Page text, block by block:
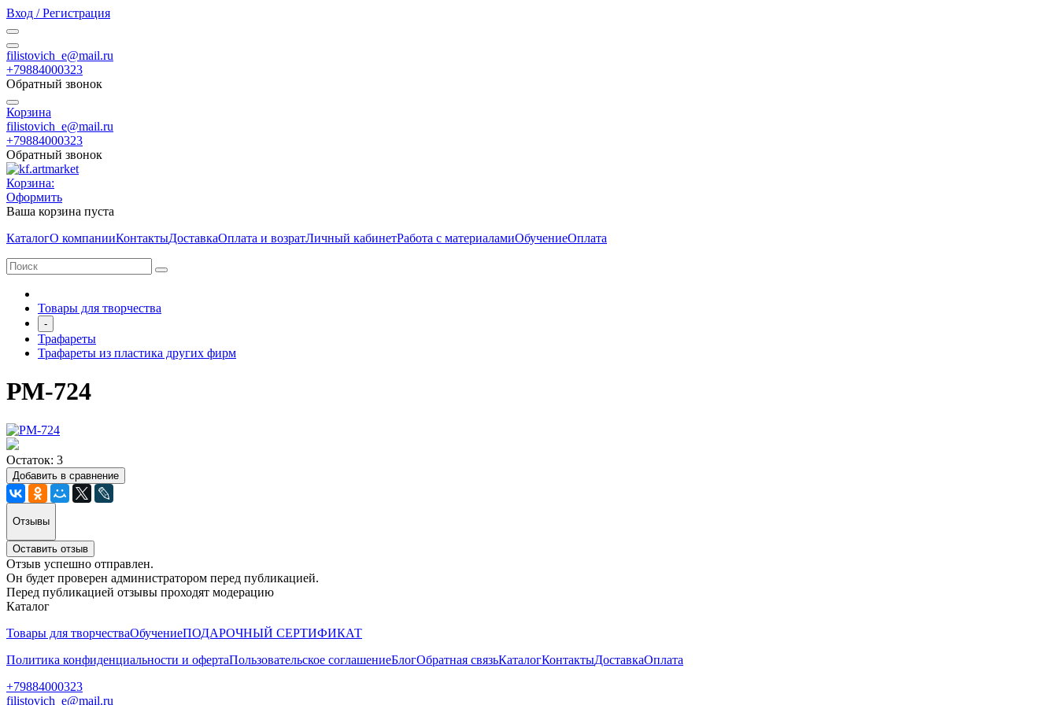
Вход / Регистрация
filistovich_e@mail.ru
+79884000323
Обратный звонок
Корзина
filistovich_e@mail.ru
+79884000323
Обратный звонок
Корзина:
Оформить
Ваша корзина пуста
КаталогО компанииКонтактыДоставкаОплата и возратЛичный кабинетРабота с материаламиОбучениеОплата
Товары для творчества
-
Трафареты
Трафареты из пластика других фирм
РМ-724
Остаток: 3
Добавить в сравнение
Отзывы
Оставить отзыв
Отзыв успешно отправлен.
Он будет проверен администратором перед публикацией.
Перед публикацией отзывы проходят модерацию
Каталог
Товары для творчестваОбучениеПОДАРОЧНЫЙ СЕРТИФИКАТ
Политика конфиденциальности и офертаПользовательское соглашениеБлогОбратная связьКаталогКонтактыДоставкаОплата
+79884000323
filistovich_e@mail.ru